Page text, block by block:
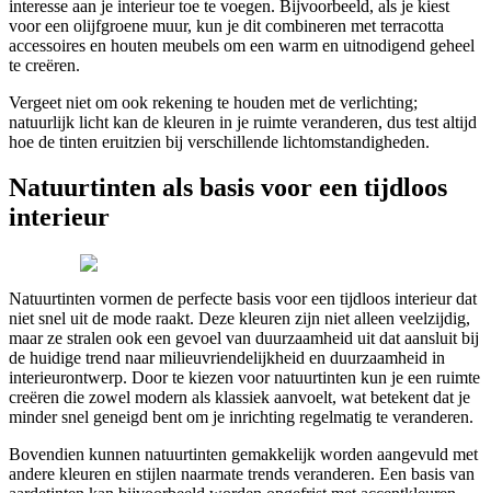
interesse aan je interieur toe te voegen. Bijvoorbeeld, als je kiest
voor een olijfgroene muur, kun je dit combineren met terracotta
accessoires en houten meubels om een warm en uitnodigend geheel
te creëren.
Vergeet niet om ook rekening te houden met de verlichting;
natuurlijk licht kan de kleuren in je ruimte veranderen, dus test altijd
hoe de tinten eruitzien bij verschillende lichtomstandigheden.
Natuurtinten als basis voor een tijdloos
interieur
Natuurtinten vormen de perfecte basis voor een tijdloos interieur dat
niet snel uit de mode raakt. Deze kleuren zijn niet alleen veelzijdig,
maar ze stralen ook een gevoel van duurzaamheid uit dat aansluit bij
de huidige trend naar milieuvriendelijkheid en duurzaamheid in
interieurontwerp. Door te kiezen voor natuurtinten kun je een ruimte
creëren die zowel modern als klassiek aanvoelt, wat betekent dat je
minder snel geneigd bent om je inrichting regelmatig te veranderen.
Bovendien kunnen natuurtinten gemakkelijk worden aangevuld met
andere kleuren en stijlen naarmate trends veranderen. Een basis van